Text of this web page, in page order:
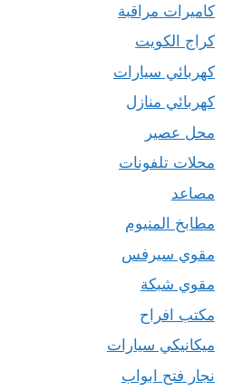
كاميرات مراقبة
كراج الكويت
كهربائي سيارات
كهربائي منازل
محل عصير
محلات تلفونات
مصاعد
مطابخ المنيوم
مقوي سيرفس
مقوي شبكة
مكتب افراح
ميكانيكي سيارات
نجار فتح ابواب